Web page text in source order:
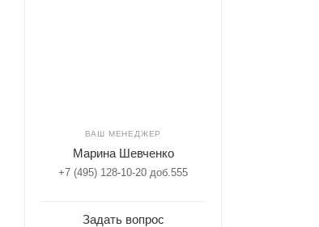
ВАШ МЕНЕДЖЕР
Марина Шевченко
+7 (495) 128-10-20 доб.555
Задать вопрос